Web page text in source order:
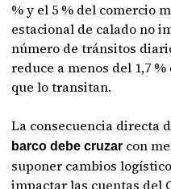
% y el 5 % del comercio
estacional de calado no
número de tránsitos
reduce a menos del 1,7
que lo transitan.
La consecuencia directa
barco debe cruzar con
suponer cambios
impactar las cuentas del